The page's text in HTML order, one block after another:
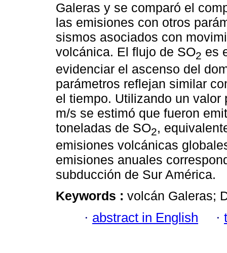
Galeras y se comparó el
las emisiones con otros
sismos asociados con
volcánica. El flujo de SO2 es
evidenciar el ascenso del
parámetros reflejan similar
el tiempo. Utilizando un
m/s se estimó que fueron
toneladas de SO2,
emisiones volcánicas
emisiones anuales
subducción de Sur América.
Keywords : volcán Galeras;
· abstract in English ·